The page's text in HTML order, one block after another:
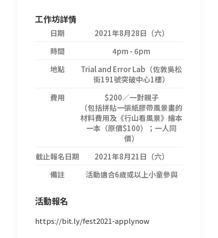
工作坊詳情
日期
2021年8月28日（六）
時間
4pm - 6pm
地點
Trial and Error Lab（佐敦吳松
街191號突破中心1樓）
費用
$200／一對親子
（包括拼貼一張紙膠帶風景畫的
材料費用及《行山看風景》繪本
一本（原價$100）；一人同
價）
截止報名日期
2021年8月21日（六）
備註
活動適合6歲或以上小童參與
活動報名
https://bit.ly/fest2021-applynow